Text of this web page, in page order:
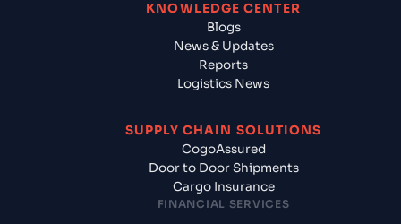
KNOWLEDGE CENTER
Blogs
News & Updates
Reports
Logistics News
SUPPLY CHAIN SOLUTIONS
CogoAssured
Door to Door Shipments
Cargo Insurance
FINANCIAL SERVICES